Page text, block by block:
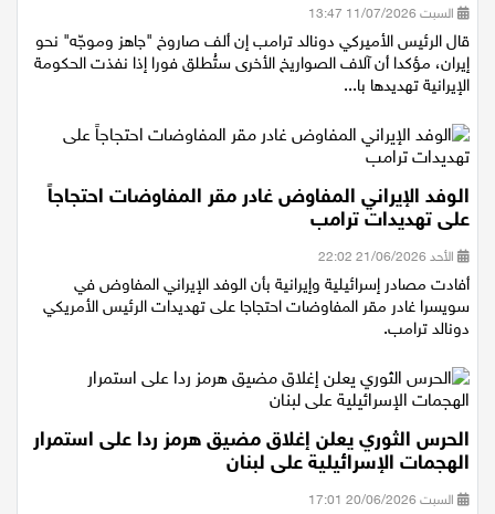
السبت 11/07/2026 13:47
قال الرئيس الأميركي دونالد ترامب إن ألف صاروخ "جاهز وموجّه" نحو
إيران، مؤكدا أن آلاف الصواريخ الأخرى ستُطلق فورا إذا نفذت الحكومة
الوفد الإيراني المفاوض غادر مقر المفاوضات احتجاجاً
على تهديدات ترامب
الأحد 21/06/2026 22:02
أفادت مصادر إسرائيلية وإيرانية بأن الوفد الإيراني المفاوض في
سويسرا غادر مقر المفاوضات احتجاجا على تهديدات الرئيس الأمريكي
الحرس الثوري يعلن إغلاق مضيق هرمز ردا على استمرار
الهجمات الإسرائيلية على لبنان